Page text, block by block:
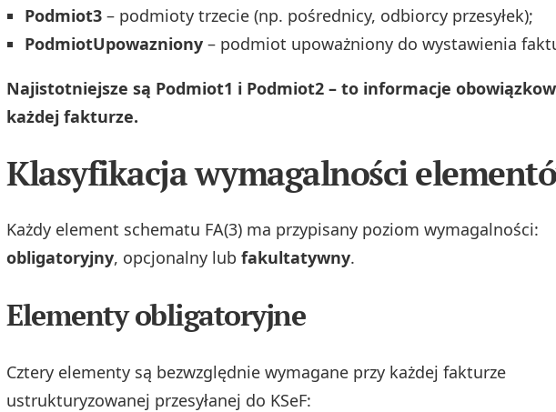
Podmiot3 – podmioty trzecie (np. pośrednicy, odbiorcy przesyłek);
PodmiotUpowazniony – podmiot upoważniony do wystawienia
Najistotniejsze są Podmiot1 i Podmiot2 – to informacje
każdej fakturze.
Klasyfikacja wymagalności
Każdy element schematu FA(3) ma przypisany poziom wymagalności:
obligatoryjny, opcjonalny lub fakultatywny.
Elementy obligatoryjne
Cztery elementy są bezwzględnie wymagane przy każdej fakturze
ustrukturyzowanej przesyłanej do KSeF: